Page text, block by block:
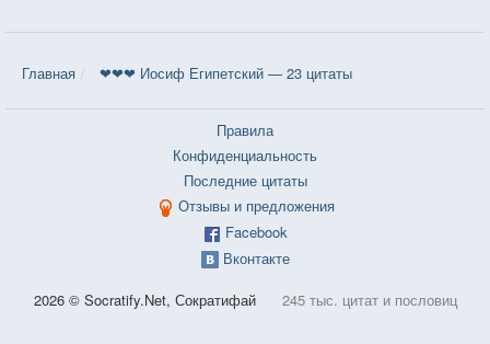
Главная ❤❤❤ Иосиф Египетский — 23 цитаты
Правила
Конфиденциальность
Последние цитаты
Отзывы и предложения
Facebook
Вконтакте
2026 © Socratify.Net, Сократифай 245 тыс. цитат и пословиц